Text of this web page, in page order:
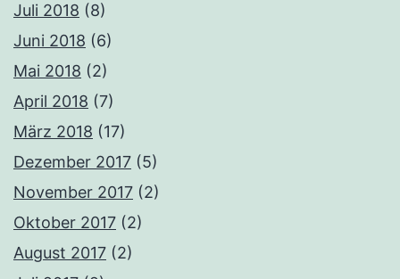
Juli 2018 (8)
Juni 2018 (6)
Mai 2018 (2)
April 2018 (7)
März 2018 (17)
Dezember 2017 (5)
November 2017 (2)
Oktober 2017 (2)
August 2017 (2)